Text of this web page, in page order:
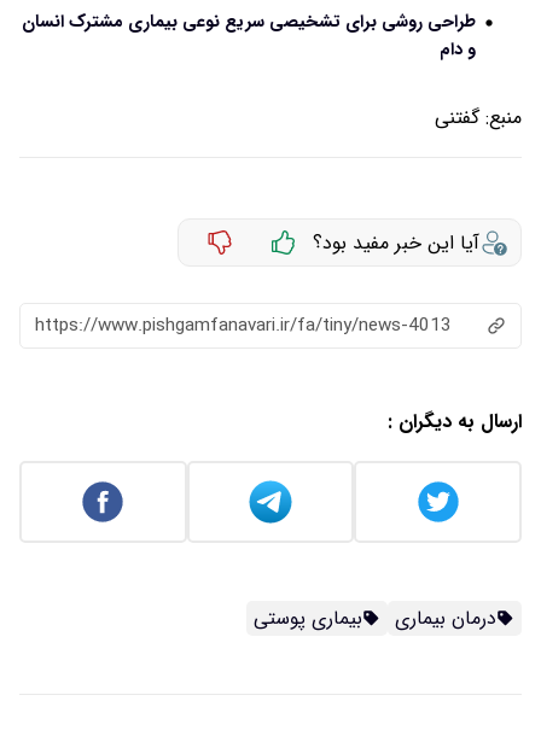
طراحی روشی برای تشخیصی سریع نوعی بیماری مشترک انسان
و دام
منبع:گفتنی
آیا این خبر مفید بود؟
https://www.pishgamfanavari.ir/fa/tiny/news-4013
ارسال به دیگران :
درمان بیماری بیماری پوستی